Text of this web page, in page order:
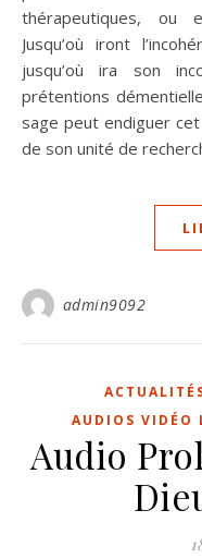
thérapeu­tiques, ou
Jusqu’où iront
jusqu’où ira son
prétentions
sage peut endiguer cet
de son unité de
admin9092
AUDIOS VIDÉO
Audio